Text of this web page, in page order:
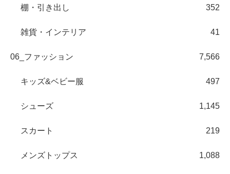
棚・引き出し 352
雑貨・インテリア 41
06_ファッション 7,566
キッズ&ベビー服 497
シューズ 1,145
スカート 219
メンズトップス 1,088